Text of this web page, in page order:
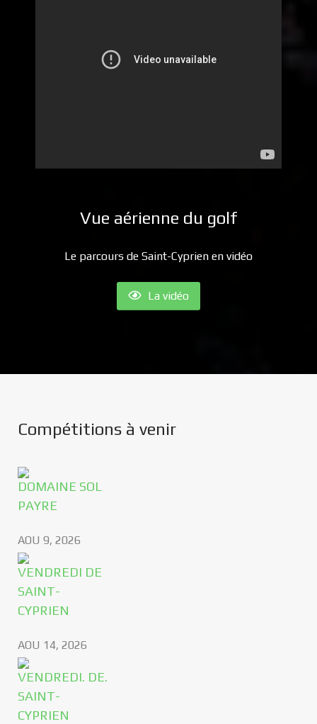
Vue aérienne du golf
Le parcours de Saint-Cyprien en vidéo
La vidéo
Compétitions à venir
DOMAINE SOL
PAYRE
AOU 9, 2026
VENDREDI DE
SAINT-
CYPRIEN
AOU 14, 2026
VENDREDI. DE.
SAINT-
CYPRIEN